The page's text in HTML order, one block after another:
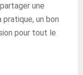
une
un bon
pour tout le